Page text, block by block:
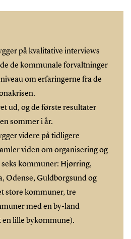
på kvalitative interviews
de kommunale forvaltninger
om erfaringerne fra de
ud, og de første resultater
sommer i år.
videre på tidligere
viden om organisering og
seks kommuner: Hjørring,
Odense, Guldborgsund og
store kommuner, tre
med en by-land
lille bykommune).